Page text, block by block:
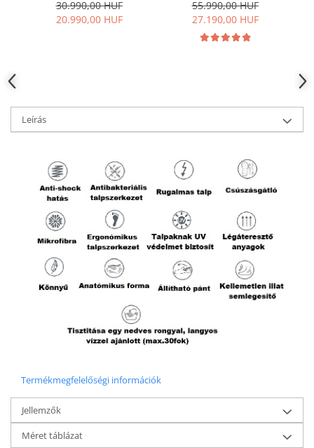
30.990,00 HUF
20.990,00 HUF
55.990,00 HUF
27.190,00 HUF
Leírás
Termékmegfelelőségi információk
Jellemzők
Méret táblázat